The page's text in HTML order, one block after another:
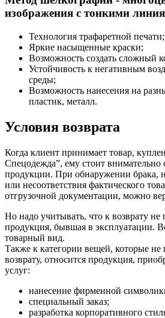
изображения с тонкими
Технология трафаретной печати;
Яркие насыщенные краски;
Возможность создать сложный
Устойчивость к негативным
среды;
Возможность нанесения на
пластик, металл.
Условия возврата
Когда клиент принимает товар,
Спецодежда”, ему стоит внимательно
продукции. При обнаружении брака,
или несоответствия фактического
отгрузочной документации, можно
Но надо учитывать, что к возврату не
продукция, бывшая в эксплуатации.
товарный вид.
Также к категории вещей, которые не
возврату, относится продукция,
услуг:
нанесение фирменной
специальный заказ;
разработка корпоративного